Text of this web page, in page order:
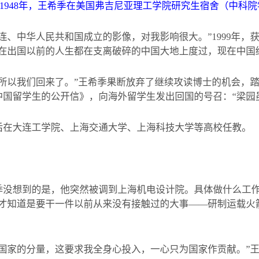
1948年，王希季在美国弗吉尼亚理工学院研究生宿舍（中科院
、中华人民共和国成立的影像，对我影响很大。”1999年，
出国以前的人生都在支离破碎的中国大地上度过，现在中国
以我们回来了。”王希季果断放弃了继续攻读博士的机会，
留学生的公开信》，向海外留学生发出回国的号召：“梁
大连工学院、上海交通大学、上海科技大学等高校任教。
没想到的是，他突然被调到上海机电设计院。具体做什么工
知道是要干一件以前从来没有接触过的大事——研制运载火
家的分量，这要求我全身心投入，一心只为国家作贡献。”王